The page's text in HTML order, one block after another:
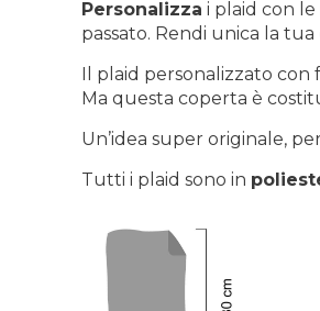
Personalizza i plaid con
passato. Rendi unica la tua
Il plaid personalizzato
Ma questa coperta è
Un’idea super originale,
Tutti i plaid sono in